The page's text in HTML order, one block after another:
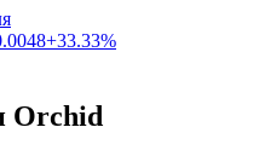
AI
+33.33%
Orchid